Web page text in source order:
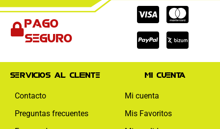
Pago
seguro
Cc-
visa
Cc-
Cc-
paypal
Servicios al cliente
Contacto
Preguntas frecuentes
Mi cuenta
Mi cuenta
Mis Favoritos